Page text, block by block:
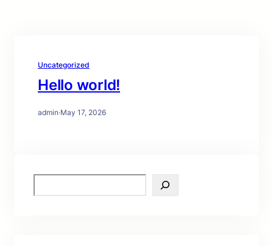
Uncategorized
Hello world!
admin·May 17, 2026
e